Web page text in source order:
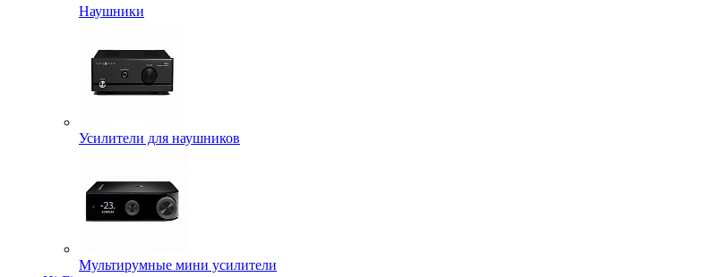
Наушники
Усилители для наушников
Мультирумные мини усилители